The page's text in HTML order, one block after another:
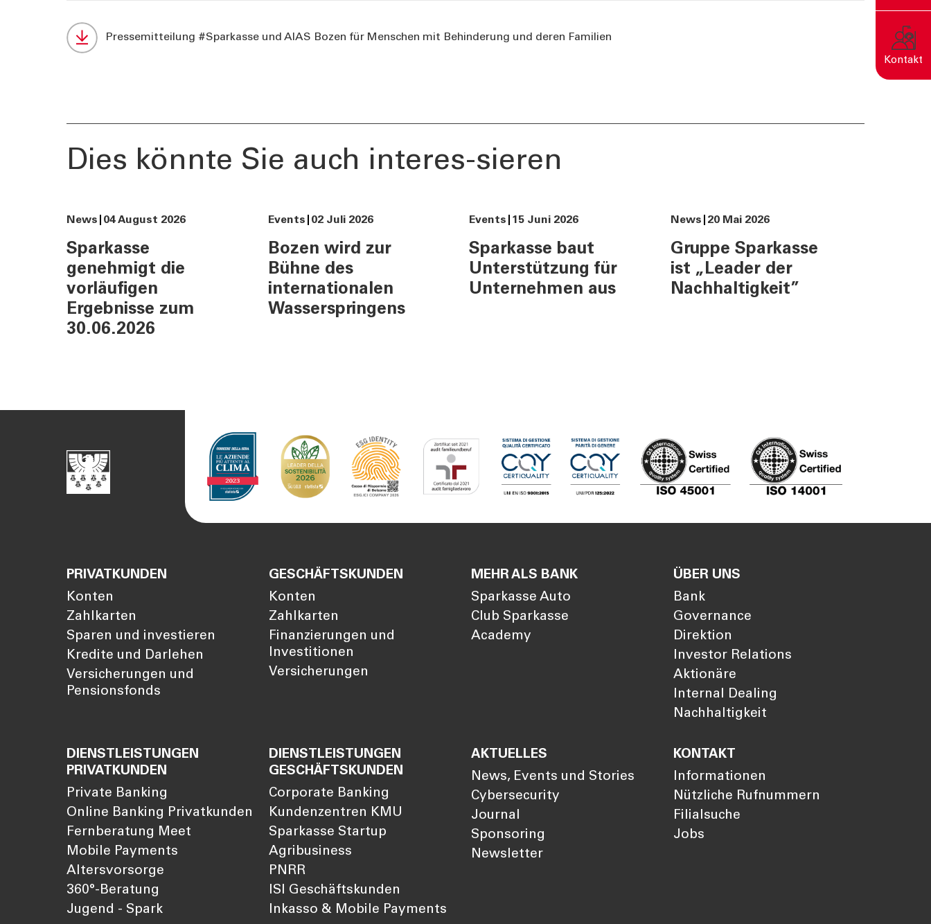
Rendite berechnen
Vorsorgelücke berechnen
Cybersecurity
Nützliche Rufnummern
Mo-Fr:08:00-22:00
Eine nachhaltige Welt
Kontakt
Pressemitteilung #Sparkasse und AIAS Bozen für Menschen mit Behinderung und deren Familien
Dies könnte Sie auch interes-sieren
News 04 August 2026
Sparkasse
genehmigt die
vorläufigen
Ergebnisse zum
30.06.2026
Events 02 Juli 2026
Bozen wird zur
Bühne des
internationalen
Wasserspringens
Events 15 Juni 2026
Sparkasse baut
Unterstützung für
Unternehmen aus
News 20 Mai 2026
Gruppe Sparkasse
ist „Leader der
Nachhaltigkeit”
PRIVATKUNDEN
Konten
Zahlkarten
Sparen und investieren
Kredite und Darlehen
Versicherungen und
Pensionsfonds
DIENSTLEISTUNGEN
PRIVATKUNDEN
Private Banking
Online Banking Privatkunden
Fernberatung Meet
Mobile Payments
Altersvorsorge
360°-Beratung
Jugend - Spark
GESCHÄFTSKUNDEN
Konten
Zahlkarten
Finanzierungen und
Investitionen
Versicherungen
DIENSTLEISTUNGEN
GESCHÄFTSKUNDEN
Corporate Banking
Kundenzentren KMU
Sparkasse Startup
Agribusiness
PNRR
ISI Geschäftskunden
Inkasso & Mobile Payments
MEHR ALS BANK
Sparkasse Auto
Club Sparkasse
Academy
AKTUELLES
News, Events und Stories
Cybersecurity
Journal
Sponsoring
Newsletter
ÜBER UNS
Bank
Governance
Direktion
Investor Relations
Aktionäre
Internal Dealing
Nachhaltigkeit
KONTAKT
Informationen
Nützliche Rufnummern
Filialsuche
Jobs